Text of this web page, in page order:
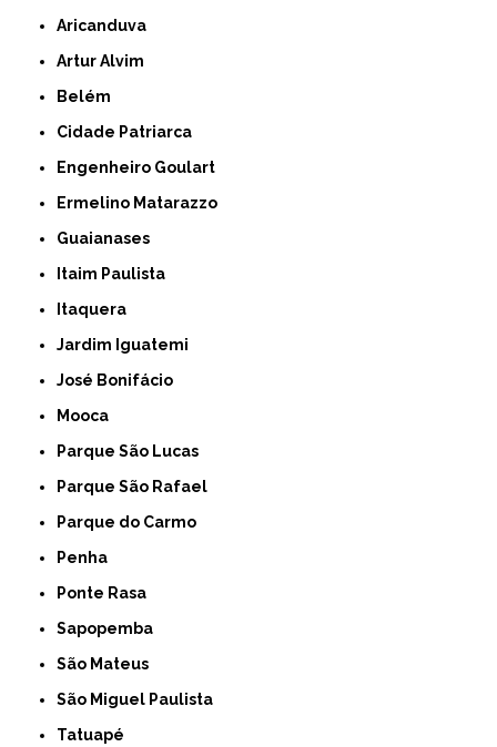
Aricanduva
Artur Alvim
Belém
Cidade Patriarca
Engenheiro Goulart
Ermelino Matarazzo
Guaianases
Itaim Paulista
Itaquera
Jardim Iguatemi
José Bonifácio
Mooca
Parque São Lucas
Parque São Rafael
Parque do Carmo
Penha
Ponte Rasa
Sapopemba
São Mateus
São Miguel Paulista
Tatuapé